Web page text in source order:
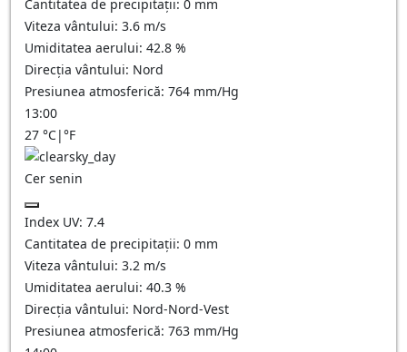
Cantitatea de precipitații: 0 mm
Viteza vântului: 3.6 m/s
Umiditatea aerului: 42.8 %
Direcția vântului: Nord
Presiunea atmosferică: 764 mm/Hg
13:00
27 °C|°F
Cer senin
Index UV: 7.4
Cantitatea de precipitații: 0 mm
Viteza vântului: 3.2 m/s
Umiditatea aerului: 40.3 %
Direcția vântului: Nord-Nord-Vest
Presiunea atmosferică: 763 mm/Hg